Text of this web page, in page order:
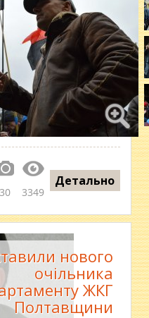
30 3349
Детально
нового
очільника
ЖКГ
Полтавщини